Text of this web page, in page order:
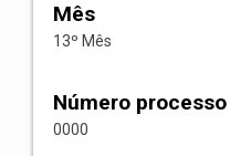
Mês
13º Mês
Número
0000